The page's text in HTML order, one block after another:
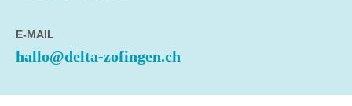
E-MAIL
hallo@delta-zofingen.ch